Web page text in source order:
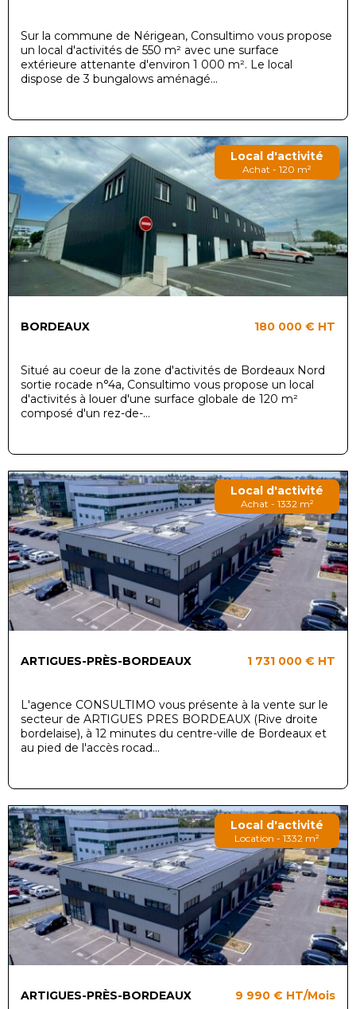
Sur la commune de Nérigean, Consultimo vous propose
un local d'activités de 550 m² avec une surface
extérieure attenante d'environ 1 000 m². Le local
dispose de 3 bungalows aménagé...
Local d'activité
Achat - 120 m²
BORDEAUX 180 000 € HT
Situé au coeur de la zone d'activités de Bordeaux Nord
sortie rocade n°4a, Consultimo vous propose un local
d'activités à louer d'une surface globale de 120 m²
composé d'un rez-de-...
Local d'activité
Achat - 1332 m²
ARTIGUES-PRÈS-BORDEAUX 1 731 000 € HT
L'agence CONSULTIMO vous présente à la vente sur le
secteur de ARTIGUES PRES BORDEAUX (Rive droite
bordelaise), à 12 minutes du centre-ville de Bordeaux et
au pied de l'accès rocad...
Local d'activité
Location - 1332 m²
ARTIGUES-PRÈS-BORDEAUX 9 990 € HT/Mois